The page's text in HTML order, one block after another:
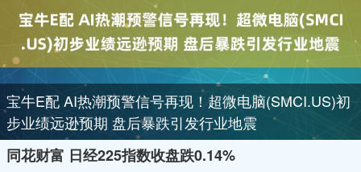
宝牛E配 AI热潮预警信号再现！超微电脑(SMCI.US)初
步业绩远逊预期 盘后暴跌引发行业地震
同花财富 日经225指数收盘跌0.14%